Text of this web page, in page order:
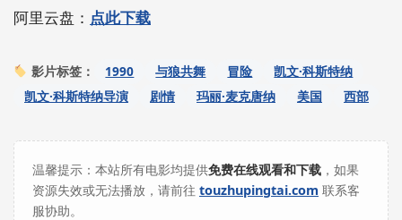
阿里云盘： 点此下载
影片标签： 1990 与狼共舞 冒险
凯文·科斯特纳
凯文·科斯特纳导演
剧情 玛丽·麦克唐纳 美国 西部
温馨提示：本站所有电影均提供免费在线观看和下载 ，如果
资源失效或无法播放，请前往 touzhupingtai.com 联系客
服协助。